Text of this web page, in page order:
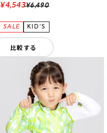
¥6,490
¥4,543
比較する